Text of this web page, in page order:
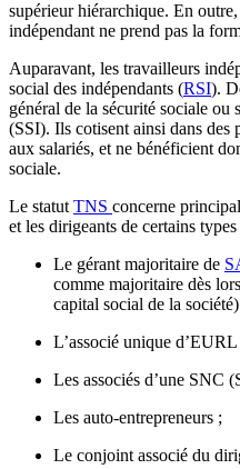
supérieur hiérarchique. En
indépendant ne prend pas la
Auparavant, les travailleurs
social des indépendants (RSI).
général de la sécurité sociale ou
(SSI). Ils cotisent ainsi dans
aux salariés, et ne bénéficient
sociale.
Le statut TNS concerne
et les dirigeants de certains
Le gérant majoritaire de
comme majoritaire dès
capital social de la
L’associé unique d’EURL
Les associés d’une SNC
Les auto-entrepreneurs ;
Le conjoint associé du